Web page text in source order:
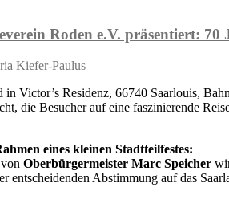
Roden e.V. präsentiert:
Kiefer-Paulus
in Victor’s Residenz, 66740 Saarlouis,
die Besucher auf eine faszinierende
eines kleinen Stadtteilfestes:
Oberbürgermeister Marc Speicher
entscheidenden Abstimmung auf das